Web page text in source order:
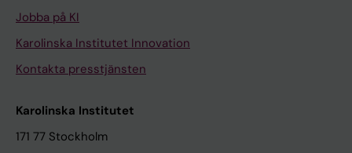
Jobba på KI
Karolinska Institutet Innovation
Kontakta presstjänsten
Karolinska Institutet
171 77 Stockholm